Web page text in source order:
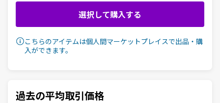
選択して購入する
こちらのアイテムは個人間マーケットプレイスで出品・購
入ができます。
過去の平均取引価格